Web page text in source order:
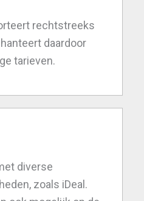
rechtstreeks
daardoor
tarieven.
diverse
zoals iDeal.